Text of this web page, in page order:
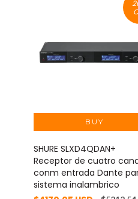
SHURE SLXD4QDAN+
Receptor de cuatro
conm entrada Dante
sistema inalambrico